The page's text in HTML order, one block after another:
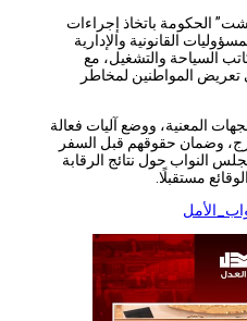
باتخاذ إجراءات
القانونية والإدارية
والتشغيل، مع
لمخاطر
ووضع آليات فعالة
حقوقهم قبل السفر
حول نتائج الرقابة